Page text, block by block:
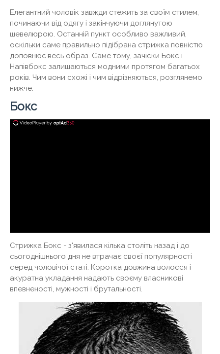
Елегантний чоловік завжди стежить за своїм стилем,
починаючи від одягу і закінчуючи доглянутою
шевелюрою. Останній пункт особливо важливий,
оскільки саме правильно підібрана стрижка повністю
доповнює весь образ. Саме тому, зачіски Бокс і
Напівбокс залишаються модними протягом багатьох
років. Чим вони схожі і чим відрізняються, розглянемо
нижче.
Бокс
Стрижка Бокс - з'явилася кілька століть назад і до
сьогоднішнього дня не втрачає своєї популярності
серед чоловічої статі. Коротка довжина волосся і
акуратна укладання надають своєму власникові
впевненості, мужності і брутальності.